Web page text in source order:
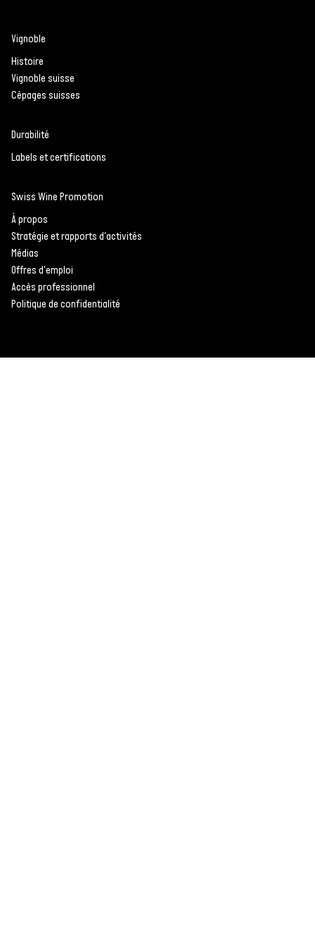
Vignoble
Histoire
Vignoble suisse
Cépages suisses
Durabilité
Labels et certifications
Swiss Wine Promotion
À propos
Stratégie et rapports d'activités
Médias
Offres d'emploi
Accès professionnel
Politique de confidentialité